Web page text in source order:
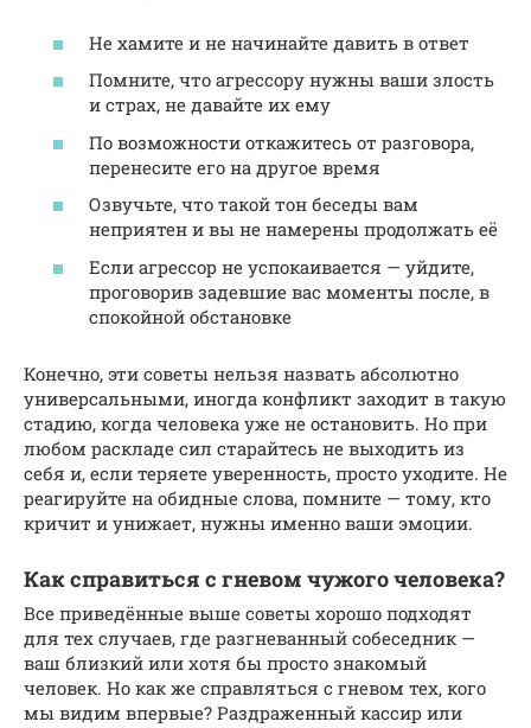
Не хамите и не начинайте давить в ответ
Помните, что агрессору нужны ваши злость
и страх, не давайте их ему
По возможности откажитесь от разговора,
перенесите его на другое время
Озвучьте, что такой тон беседы вам
неприятен и вы не намерены продолжать её
Если агрессор не успокаивается — уйдите,
проговорив задевшие вас моменты после, в
спокойной обстановке
Конечно, эти советы нельзя назвать абсолютно
универсальными, иногда конфликт заходит в такую
стадию, когда человека уже не остановить. Но при
любом раскладе сил старайтесь не выходить из
себя и, если теряете уверенность, просто уходите. Не
реагируйте на обидные слова, помните — тому, кто
кричит и унижает, нужны именно ваши эмоции.
Как справиться с гневом чужого человека?
Все приведённые выше советы хорошо подходят
для тех случаев, где разгневанный собеседник —
ваш близкий или хотя бы просто знакомый
человек. Но как же справляться с гневом тех, кого
мы видим впервые? Раздраженный кассир или